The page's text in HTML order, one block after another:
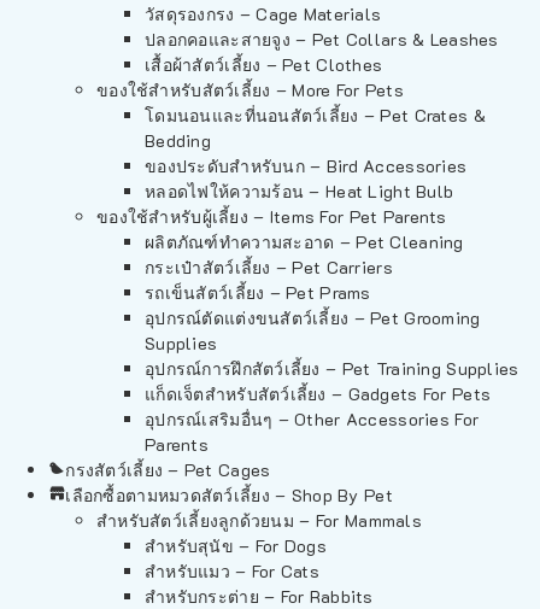
วัสดุรองกรง – Cage Materials
ปลอกคอและสายจูง – Pet Collars & Leashes
เสื้อผ้าสัตว์เลี้ยง – Pet Clothes
ของใช้สำหรับสัตว์เลี้ยง – More For Pets
โดมนอนและที่นอนสัตว์เลี้ยง – Pet Crates &
Bedding
ของประดับสำหรับนก – Bird Accessories
หลอดไฟให้ความร้อน – Heat Light Bulb
ของใช้สำหรับผู้เลี้ยง – Items For Pet Parents
ผลิตภัณฑ์ทำความสะอาด – Pet Cleaning
กระเป๋าสัตว์เลี้ยง – Pet Carriers
รถเข็นสัตว์เลี้ยง – Pet Prams
อุปกรณ์ตัดแต่งขนสัตว์เลี้ยง – Pet Grooming
Supplies
อุปกรณ์การฝึกสัตว์เลี้ยง – Pet Training Supplies
แก็ดเจ็ตสำหรับสัตว์เลี้ยง – Gadgets For Pets
อุปกรณ์เสริมอื่นๆ – Other Accessories For
Parents
กรงสัตว์เลี้ยง – Pet Cages
เลือกซื้อตามหมวดสัตว์เลี้ยง – Shop By Pet
สำหรับสัตว์เลี้ยงลูกด้วยนม – For Mammals
สำหรับสุนัข – For Dogs
สำหรับแมว – For Cats
สำหรับกระต่าย – For Rabbits